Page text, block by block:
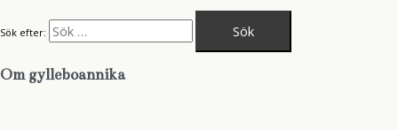
Sök efter:
Om gylleboannika